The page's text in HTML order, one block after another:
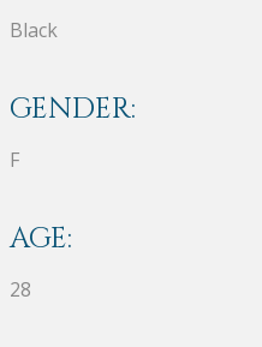
Black
GENDER:
F
AGE:
28